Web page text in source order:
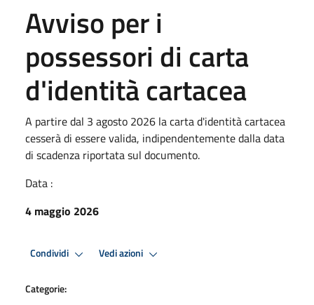
Avviso per i
possessori di carta
d'identità cartacea
A partire dal 3 agosto 2026 la carta d'identità cartacea
cesserà di essere valida, indipendentemente dalla data
di scadenza riportata sul documento.
Data :
4 maggio 2026
Condividi Vedi azioni
Categorie: